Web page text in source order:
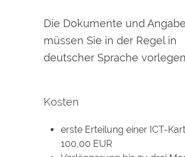
Die Dokumente und
müssen Sie in der Regel in
deutscher Sprache
Kosten
erste Erteilung einer ICT-
100,00 EUR